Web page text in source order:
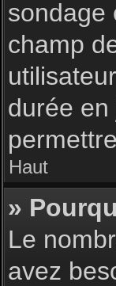
sondage
champ
durée
Haut
»
Le
avez